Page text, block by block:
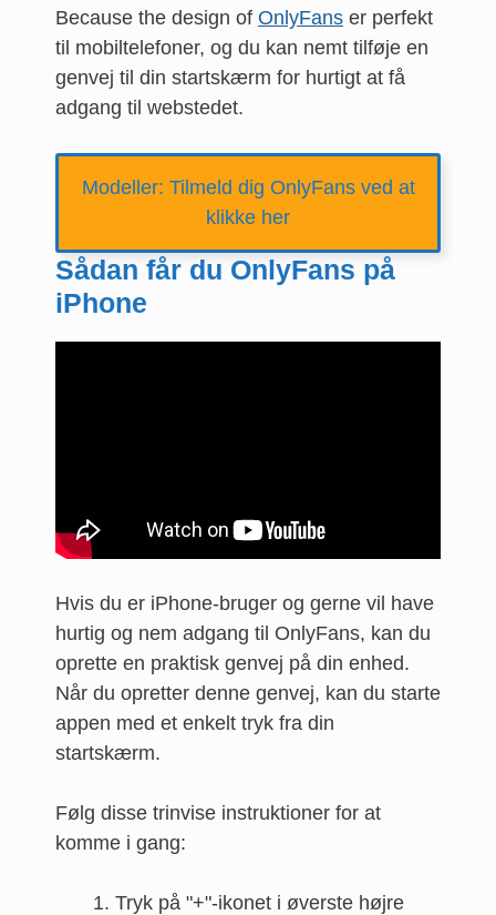
Because the design of OnlyFans er perfekt
til mobiltelefoner, og du kan nemt tilføje en
genvej til din startskærm for hurtigt at få
adgang til webstedet.
Modeller: Tilmeld dig OnlyFans ved at
klikke her
Sådan får du OnlyFans på
iPhone
Hvis du er iPhone-bruger og gerne vil have
hurtig og nem adgang til OnlyFans, kan du
oprette en praktisk genvej på din enhed.
Når du opretter denne genvej, kan du starte
appen med et enkelt tryk fra din
startskærm.
Følg disse trinvise instruktioner for at
komme i gang:
Tryk på "+"-ikonet i øverste højre